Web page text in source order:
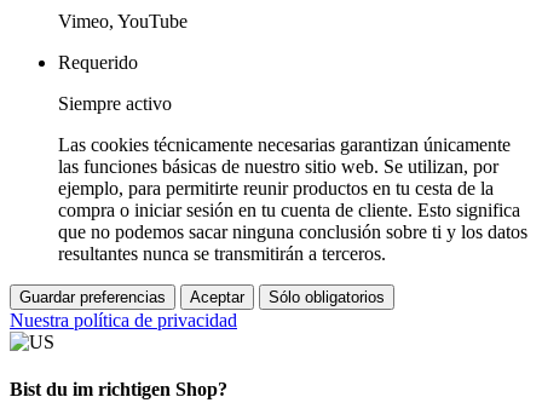
Vimeo, YouTube
Requerido
Siempre activo
Las cookies técnicamente necesarias garantizan únicamente
las funciones básicas de nuestro sitio web. Se utilizan, por
ejemplo, para permitirte reunir productos en tu cesta de la
compra o iniciar sesión en tu cuenta de cliente. Esto significa
que no podemos sacar ninguna conclusión sobre ti y los datos
resultantes nunca se transmitirán a terceros.
Guardar preferencias Aceptar Sólo obligatorios
Nuestra política de privacidad
Bist du im richtigen Shop?